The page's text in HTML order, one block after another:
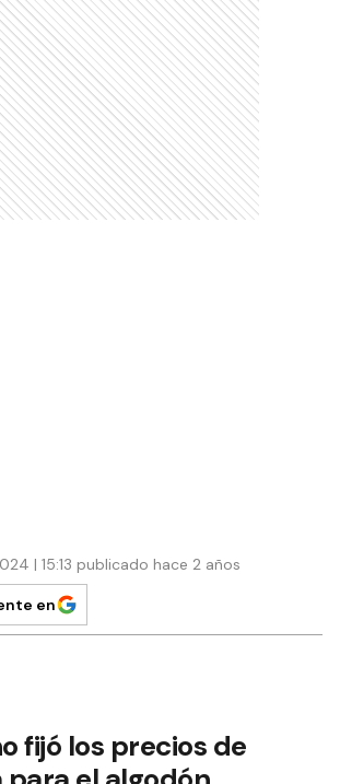
| 15:13 publicado hace 2 años
en
fijó los precios de